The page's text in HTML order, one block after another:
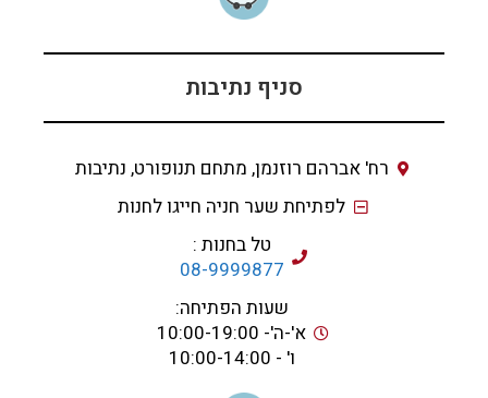
סניף נתיבות
רח' אברהם רוזנמן, מתחם תנופורט, נתיבות
לפתיחת שער חניה חייגו לחנות
טל בחנות :
08-9999877
שעות הפתיחה:
א'-ה'- 10:00-19:00
ו' - 10:00-14:00